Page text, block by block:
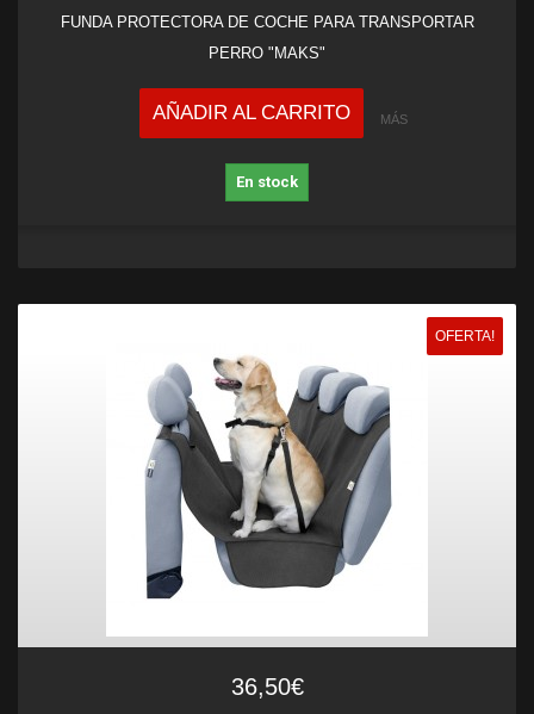
FUNDA PROTECTORA DE COCHE PARA TRANSPORTAR
PERRO "MAKS"
AÑADIR AL CARRITO MÁS
En stock
OFERTA!
36,50€